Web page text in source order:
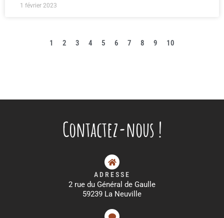
1 février 2023
1 2 3 4 5 6 7 8 9 10
Contactez-nous !
ADRESSE
2 rue du Général de Gaulle
59239 La Neuville